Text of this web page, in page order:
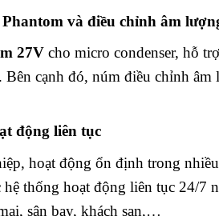
và điều chỉnh âm
27V cho micro condenser, hỗ
cạnh đó, núm điều chỉnh
động liên tục
hoạt động ổn định trong
thống hoạt động liên tục 24/7
sân bay, khách sạn,…